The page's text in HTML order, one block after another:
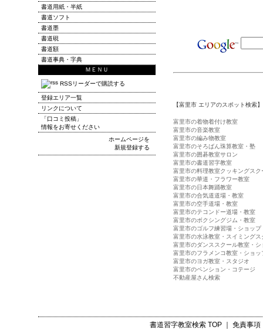
【富里市 エリアのスポット検索】
富里市の着物着付け教室
富里市の音楽教室
富里市の編み物教室
富里市のそろばん珠算教室・塾
富里市の囲碁教室サロン
富里市の書道習字教室
富里市の料理教室クッキングスク
富里市の華道・フラワー教室
富里市の日本舞踊教室
富里市の合気道道場・教室
富里市の空手道場・教室
富里市のテコンドー道場・教室
富里市のボクシングジム・教室
富里市のゴルフ練習場・ショップ
富里市の水泳教室・スイミングス
富里市のダンススクール教室・シ
富里市のフラメンコ教室・ショッ
富里市のヨガ教室・スタジオ
富里市のペンション・コテージ
不動産屋さん検索
書道用紙・半紙
書道ソフト
書道墨
書道硯
書道額
書道事典・字典
ＭＥＮＵ
RSSリーダーで購読する
登録エリア一覧
リンクについて
「口コミ投稿」
情報をお寄せください
ホームページを
新規登録する
書道習字教室検索TOP ｜ 免責事項